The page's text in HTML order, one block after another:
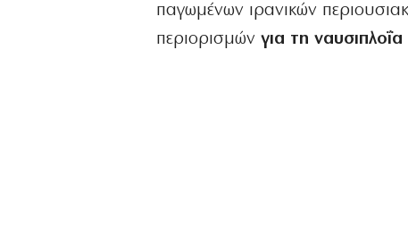
παγωμένων ιρανικών
περιορισμώνγια τη